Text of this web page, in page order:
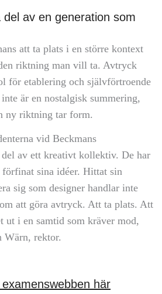
av en generation som
att ta plats i en större kontext
riktning man vill ta. Avtryck
för etablering och självförtroende
är en nostalgisk summering,
ny riktning tar form.
vid Beckmans
av ett kreativt kollektiv. De har
sina idéer. Hittat sin
sig som designer handlar inte
att göra avtryck. Att ta plats. Att
ut i en samtid som kräver mod,
Wärn, rektor.
här